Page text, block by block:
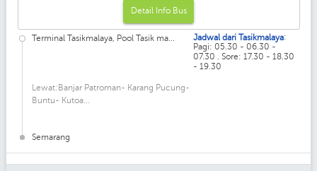
Detail Info Bus
Terminal Tasikmalaya, Pool Tasik ma...
Lewat:Banjar Patroman- Karang Pucung-
Buntu- Kutoa...
Semarang
Jadwal dari Tasikmalaya:
Pagi: 05.30 - 06.30 -
07.30 . Sore: 17.30 - 18.30
- 19.30